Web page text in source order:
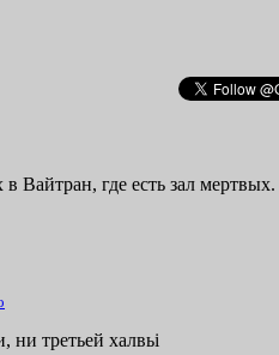
Вайтран, где есть зал
третьей халвьі